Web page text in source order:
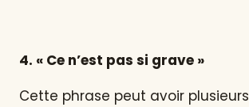
4. « Ce n’est pas si grave »
Cette phrase peut avoir plusieurs